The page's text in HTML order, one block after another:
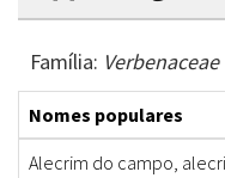
Família: Verbenaceae
Nomes populares
Alecrim do campo,